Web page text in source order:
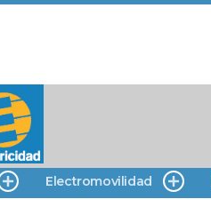
Electromovilidad